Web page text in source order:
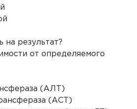
на результат?
от определяемого
(АЛТ)
(АСТ)